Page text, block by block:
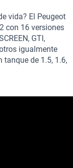
vida? El Peugeot
con 16 versiones
GTI,
otros igualmente
tanque de 1.5, 1.6,
elegir entre